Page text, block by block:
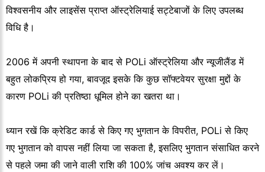
विश्वसनीय और लाइसेंस प्राप्त ऑस्ट्रेलियाई सट्टेबाजों के लिए उपलब्ध
विधि है।
2006 में अपनी स्थापना के बाद से POLi ऑस्ट्रेलिया और न्यूजीलैंड में
बहुत लोकप्रिय हो गया, बावजूद इसके कि कुछ सॉफ्टवेयर सुरक्षा मुद्दों के
कारण POLi की प्रतिष्ठा धूमिल होने का खतरा था।
ध्यान रखें कि क्रेडिट कार्ड से किए गए भुगतान के विपरीत, POLi से किए
गए भुगतान को वापस नहीं लिया जा सकता है, इसलिए भुगतान संसाधित करने
से पहले जमा की जाने वाली राशि की 100% जांच अवश्य कर लें।